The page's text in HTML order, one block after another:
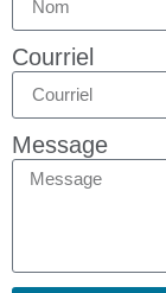
Courriel
Message